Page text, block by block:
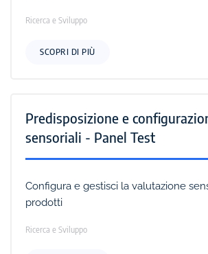
Ricerca e Sviluppo
SCOPRI DI PIÙ
Predisposizione e
sensoriali - Panel Test
Configura e gestisci la valutazione
prodotti
Ricerca e Sviluppo